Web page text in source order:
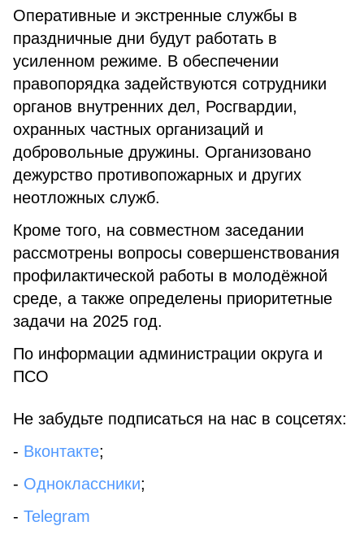
Оперативные и экстренные службы в
праздничные дни будут работать в
усиленном режиме. В обеспечении
правопорядка задействуются сотрудники
органов внутренних дел, Росгвардии,
охранных частных организаций и
добровольные дружины. Организовано
дежурство противопожарных и других
неотложных служб.
Кроме того, на совместном заседании
рассмотрены вопросы совершенствования
профилактической работы в молодёжной
среде, а также определены приоритетные
задачи на 2025 год.
По информации администрации округа и
ПСО
Не забудьте подписаться на нас в соцсетях:
- Вконтакте;
- Одноклассники;
- Telegram